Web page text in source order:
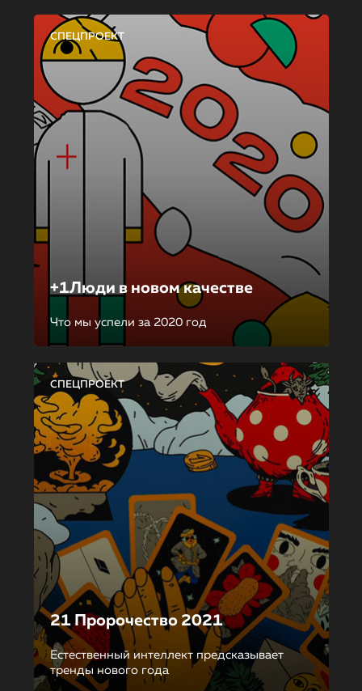
СПЕЦПРОЕКТ
+1Люди в новом качестве
Что мы успели за 2020 год
СПЕЦПРОЕКТ
21 Пророчество 2021
Естественный интеллект предсказывает
тренды нового года